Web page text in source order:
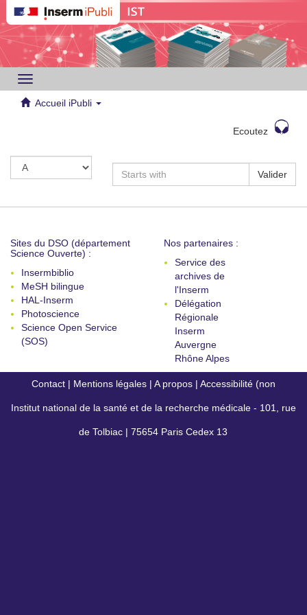
Toggle
navigation
Accueil iPubli
Ecoutez
Valider
Sites du DSO (département
Science Ouverte) :
Insermbiblio
MeSH bilingue
HAL-Inserm
Photoscience
Science Open Service
(SOS)
Nos partenaires :
Service des
archives de
l'Inserm
Délégation
Régionale
Inserm
Auvergne
Rhône Alpes
Contact | Mentions légales | A propos | Accessibilité (non
conforme)
Institut national de la santé et de la recherche médicale - 101, rue
de Tolbiac | 75654 Paris Cedex 13